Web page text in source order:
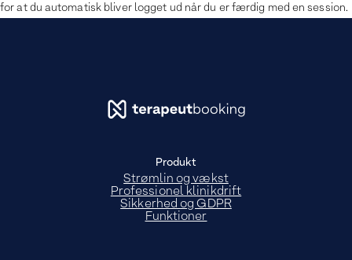
for at du automatisk bliver logget ud når du er færdig med en session.
Produkt
Strømlin og vækst
Professionel klinikdrift
Sikkerhed og GDPR
Funktioner